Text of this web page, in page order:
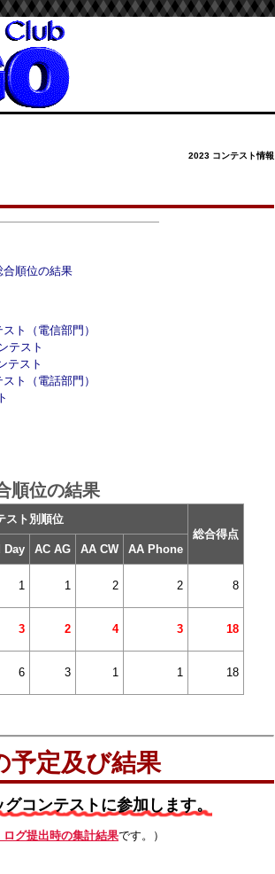
2023 コンテスト情報
合順位の結果
ト（電信部門）
テスト
テスト
ト（電話部門）
順位の結果
スト別順位
総合得点
Day AC AG AA CW AA Phone
1 1 2 2 8
3 2 4 3 18
6 3 1 1 18
予定及び結果
コンテストに参加します。
グ提出時の集計結果です。）